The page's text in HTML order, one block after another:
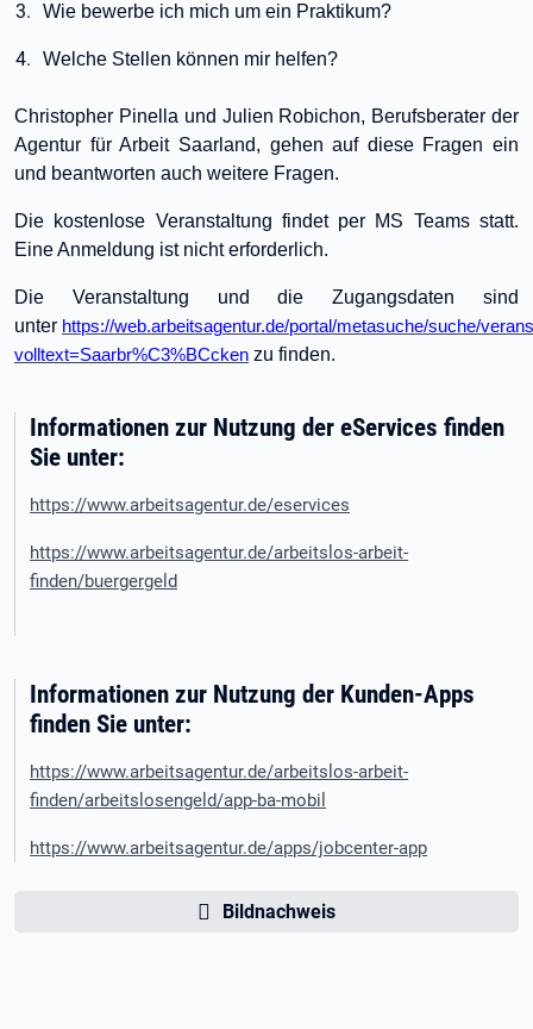
Wie bewerbe ich mich um ein Praktikum?
Welche Stellen können mir helfen?
Christopher Pinella und Julien Robichon, Berufsberater der
Agentur für Arbeit Saarland, gehen auf diese Fragen ein
und beantworten auch weitere Fragen.
Die kostenlose Veranstaltung findet per MS Teams statt.
Eine Anmeldung ist nicht erforderlich.
Die Veranstaltung und die Zugangsdaten sind
unter https://web.arbeitsagentur.de/portal/metasuche/suche/
volltext=Saarbr%C3%BCcken zu finden.
Informationen zur Nutzung der eServices finden
Sie unter:
https://www.arbeitsagentur.de/eservices
https://www.arbeitsagentur.de/arbeitslos-arbeit-
finden/buergergeld
Informationen zur Nutzung der Kunden-Apps
finden Sie unter:
https://www.arbeitsagentur.de/arbeitslos-arbeit-
finden/arbeitslosengeld/app-ba-mobil
https://www.arbeitsagentur.de/apps/jobcenter-app
Bildnachweis